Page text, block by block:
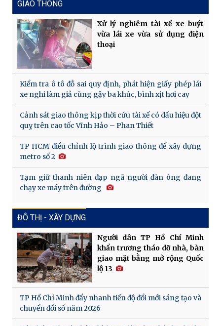
GIAO THÔNG
Xử lý nghiêm tài xế xe buýt
vừa lái xe vừa sử dụng điện
thoại
Kiểm tra ô tô đỗ sai quy định, phát hiện giấy phép lái
xe nghi làm giả cùng gậy ba khúc, bình xịt hơi cay
Cảnh sát giao thông kịp thời cứu tài xế có dấu hiệu đột
quỵ trên cao tốc Vĩnh Hảo – Phan Thiết
TP HCM điều chỉnh lộ trình giao thông để xây dựng
metro số 2
Tạm giữ thanh niên đạp ngã người đàn ông đang
chạy xe máy trên đường
ĐÔ THỊ - XÂY DỰNG
Người dân TP Hồ Chí Minh
khẩn trương tháo dỡ nhà, bàn
giao mặt bằng mở rộng Quốc
lộ 13
TP Hồ Chí Minh đẩy nhanh tiến độ đổi mới sáng tạo và
chuyển đổi số năm 2026